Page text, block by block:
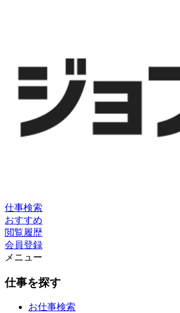
仕事検索
おすすめ
閲覧履歴
会員登録
メニュー
仕事を探す
お仕事検索